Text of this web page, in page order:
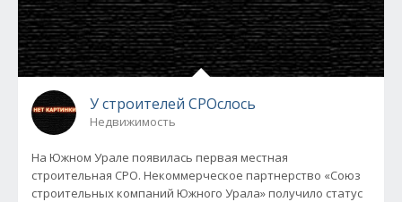
У строителей СРОслось
Недвижимость
На Южном Урале появилась первая местная
строительная СРО. Некоммерческое партнерство «Союз
строительных компаний Южного Урала» получило статус